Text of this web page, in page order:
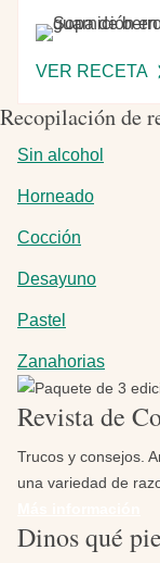
VER RECETA
Recopilación de
Sin alcohol
Horneado
Cocción
Desayuno
Pastel
Zanahorias
Imagen
Revista de
Trucos y consejos.
una variedad de
Dinos qué